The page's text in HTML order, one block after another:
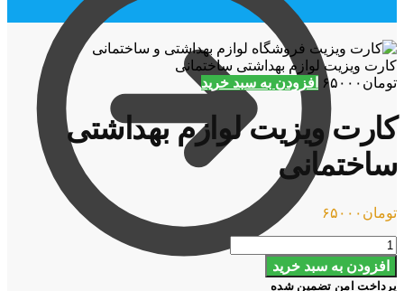
کارت ویزیت لوازم بهداشتی ساختمانی
تومان ۶۵۰۰۰ افزودن به سبد خرید
کارت ویزیت لوازم بهداشتی
ساختمانی
تومان ۶۵۰۰۰
کارت
ویزیت
لوازم
افزودن به سبد خرید
پرداخت امن تضمین شده